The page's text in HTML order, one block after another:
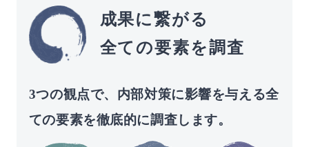
成果に繋がる
全ての要素を調査
3つの観点で、内部対策に影響を与える全
ての要素を徹底的に調査します。